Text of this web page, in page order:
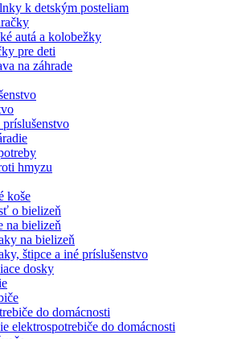
k detským posteliam
autá a kolobežky
pre deti
na záhrade
hmyzu
koše
o bielizeň
na bielizeň
na bielizeň
štipce a iné príslušenstvo
dosky
do domácnosti
elektrospotrebiče do domácnosti